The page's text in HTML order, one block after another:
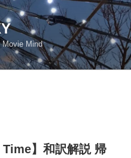
Movie Mind
】和訳解説 帰